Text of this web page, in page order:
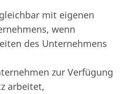
mit eigenen
wenn
des Unternehmens
zur Verfügung
arbeitet,